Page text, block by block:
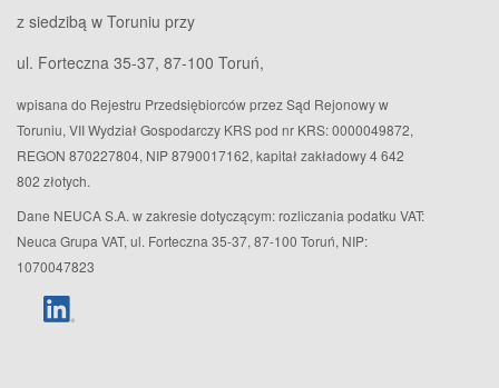
z siedzibą w Toruniu przy
ul. Forteczna 35-37, 87-100 Toruń,
wpisana do Rejestru Przedsiębiorców przez Sąd Rejonowy w
Toruniu, VII Wydział Gospodarczy KRS pod nr KRS: 0000049872,
REGON 870227804, NIP 8790017162, kapitał zakładowy 4 642
802 złotych.
Dane NEUCA S.A. w zakresie dotyczącym: rozliczania podatku VAT:
Neuca Grupa VAT, ul. Forteczna 35-37, 87-100 Toruń, NIP:
1070047823